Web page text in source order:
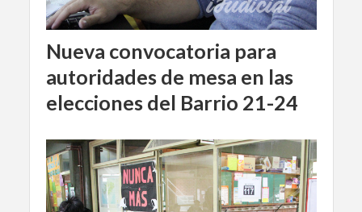
Nueva convocatoria para
autoridades de mesa en las
elecciones del Barrio 21-24